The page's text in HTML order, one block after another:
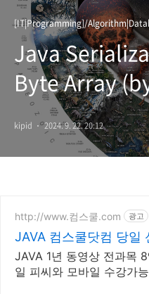
[IT|Programming]/
Java
Byte Array
BLOB)
kipid 2024. 9. 22. 20:12
http://www.컴스쿨.com 광고
JAVA 컴스쿨닷컴 당일
시 기프티콘!
JAVA 1년 동영상 전과목
일 피씨와 모바일 수강가